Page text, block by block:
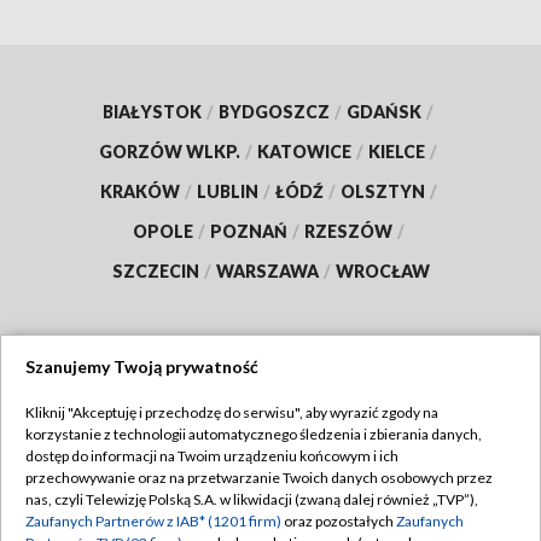
BIAŁYSTOK / BYDGOSZCZ / GDAŃSK /
GORZÓW WLKP. / KATOWICE / KIELCE /
KRAKÓW / LUBLIN / ŁÓDŹ / OLSZTYN /
OPOLE / POZNAŃ / RZESZÓW /
SZCZECIN / WARSZAWA / WROCŁAW
TVP
Abonament TVP
Emisja w TVP
Regulamin TVP
Polityka prywatności
Szanujemy Twoją prywatność
Kliknij "Akceptuję i przechodzę do serwisu", aby wyrazić zgody na
korzystanie z technologii automatycznego śledzenia i zbierania danych,
dostęp do informacji na Twoim urządzeniu końcowym i ich
przechowywanie oraz na przetwarzanie Twoich danych osobowych przez
nas, czyli Telewizję Polską S.A. w likwidacji (zwaną dalej również „TVP”),
Zaufanych Partnerów z IAB* (1201 firm) oraz pozostałych Zaufanych